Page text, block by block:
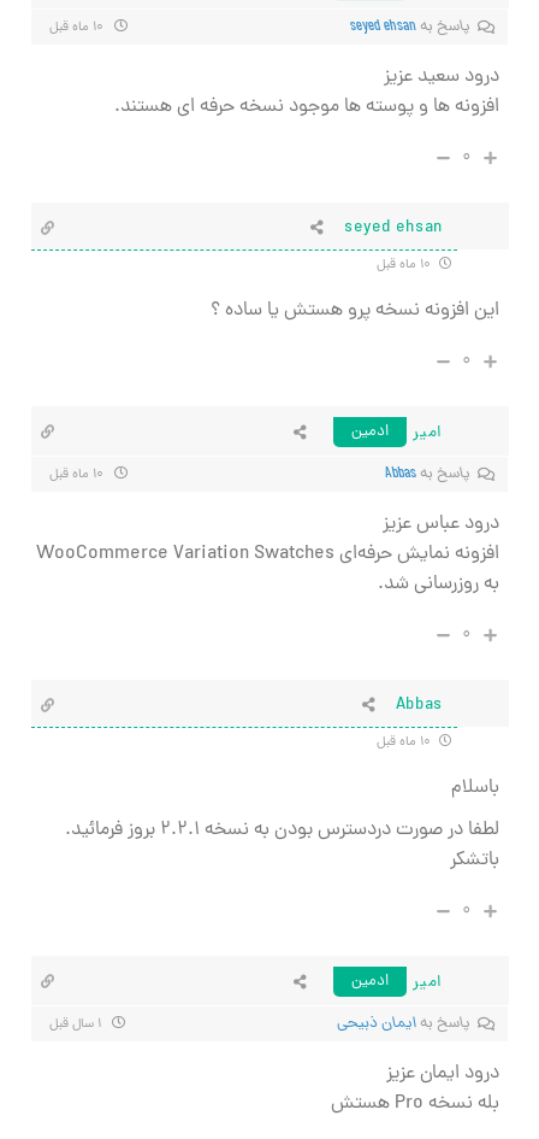
پاسخ بهseyed ehsan
درود سعید عزیز
افزونه ها و پوسته ها موجود نسخه حرفه ای هستند.
۰
seyed ehsan
این افزونه نسخه پرو هستش یا ساده ؟
۰
امیر
ادمین
پاسخ بهAbbas
درود عباس عزیز
افزونه نمایش حرفه‌ای WooCommerce Variation Swatches
به روزرسانی شد.
۰
Abbas
باسلام
لطفا در صورت دردسترس بودن به نسخه ۲.۲.۱ بروز فرمائید.
باتشکر
۰
امیر
ادمین
پاسخ بهایمان ذبیحی
درود ایمان عزیز
بله نسخه Pro هستش